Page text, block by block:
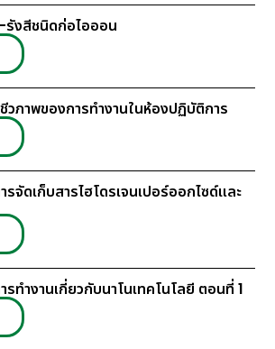
รังสีชนิดก่อไอออน
วภาพของการทำงานในห้องปฏิบัติการ
จัดเก็บสารไฮโดรเจนเปอร์ออกไซด์และ
ทำงานเกี่ยวกับนาโนเทคโนโลยี ตอนที่ 1